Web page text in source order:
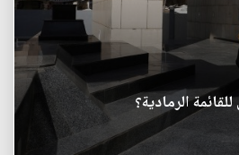
الرمادية؟